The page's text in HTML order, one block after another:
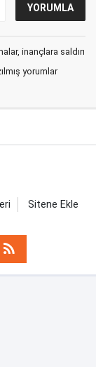
inançlara saldırı
yorumlar
Sitene Ekle